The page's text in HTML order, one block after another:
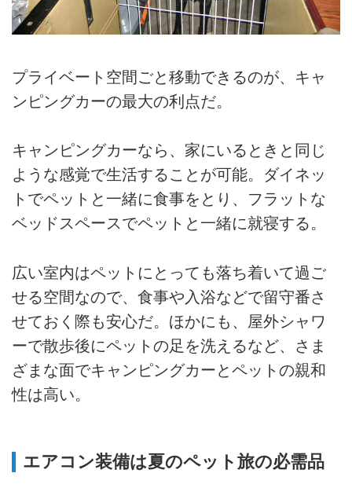
プライベート空間ごと移動できるのが、キャ
ンピングカーの最大の利点だ。
キャンピングカーなら、家にいるときと同じ
ような感覚で生活することが可能。ダイネッ
トでペットと一緒に食事をとり、フラットな
ベッドスペースでペットと一緒に就寝する。
広い室内はペットにとっても落ち着いて過ご
せる空間なので、食事や入浴などで留守番さ
せておく際も安心だ。ほかにも、屋外シャワ
ーで散歩後にペットの足を洗えるなど、さま
ざまな面でキャンピングカーとペットの親和
性は高い。
エアコン装備は夏のペット旅の必需品